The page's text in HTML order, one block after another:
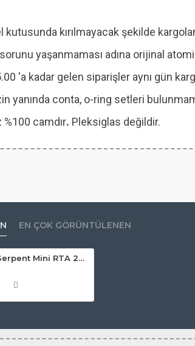
kutusunda kırılmayacak şekilde
yaşanmaması adına orijinal
'a kadar gelen siparişler aynı gün
yanında conta, o-ring setleri
camdır. Pleksiglas değildir.
EN ÇOK GÖRÜNTÜLENEN
Wotofo Serpent Mini RTA 22 MM Atomizer Camı